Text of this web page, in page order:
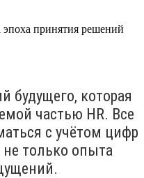
принятия решений
будущего, которая
частью HR. Все
с учётом цифр
только опыта